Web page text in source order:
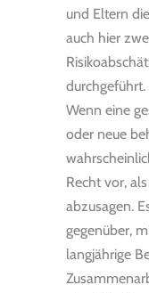
und Eltern
auch hier
durchgeführt.
Wenn eine
oder neue
Recht vor,
abzusagen.
gegenüber,
langjährige